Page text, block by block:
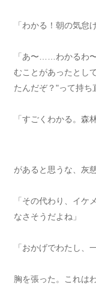
「わかる！朝の気怠
「あ〜……わかるわ
むことがあったとし
たんだぞ？"って持ち
「すごくわかる。森
があると思うな、灰慈
「その代わり、イケ
なさそうだよね」
「おかげでわたし、
胸を張った。これは